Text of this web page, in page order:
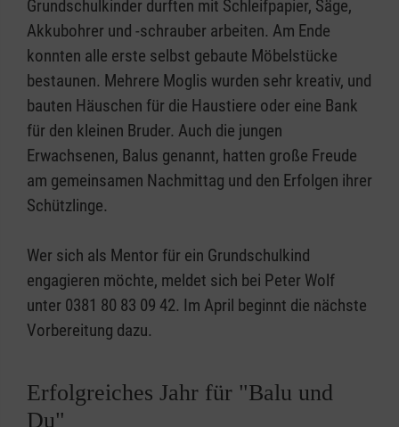
Grundschulkinder durften mit Schleifpapier, Säge,
Akkubohrer und -schrauber arbeiten. Am Ende
konnten alle erste selbst gebaute Möbelstücke
bestaunen. Mehrere Moglis wurden sehr kreativ, und
bauten Häuschen für die Haustiere oder eine Bank
für den kleinen Bruder. Auch die jungen
Erwachsenen, Balus genannt, hatten große Freude
am gemeinsamen Nachmittag und den Erfolgen ihrer
Schützlinge.
Wer sich als Mentor für ein Grundschulkind
engagieren möchte, meldet sich bei Peter Wolf
unter 0381 80 83 09 42. Im April beginnt die nächste
Vorbereitung dazu.
Erfolgreiches Jahr für "Balu und
Du"